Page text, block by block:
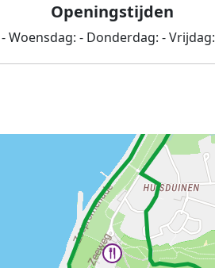
Openingstijden
-Woensdag: - Donderdag: -Vrijdag: